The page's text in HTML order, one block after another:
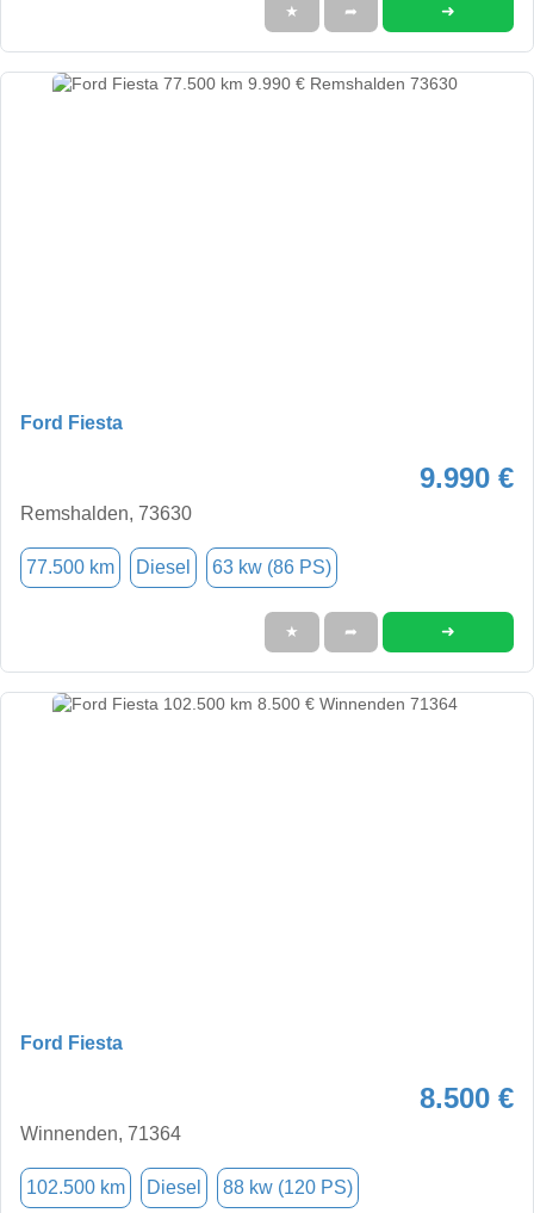
★ ➦ ➜
Ford Fiesta
9.990 €
Remshalden, 73630
77.500 km Diesel 63 kw (86 PS)
★ ➦ ➜
Ford Fiesta
8.500 €
Winnenden, 71364
102.500 km Diesel 88 kw (120 PS)